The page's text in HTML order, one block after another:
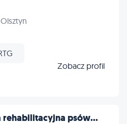
Zobacz profil
rehabilitacyjna psów...